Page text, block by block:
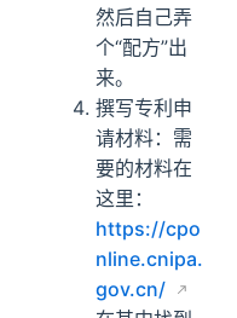
然后自己弄
个“配方”出
来。
撰写专利申
请材料：需
要的材料在
这里：
https://cpo
nline.cnipa.
gov.cn/